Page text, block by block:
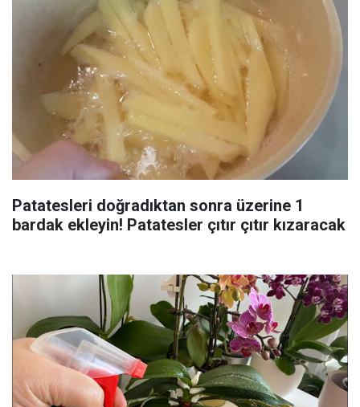
Patatesleri doğradıktan sonra üzerine 1
bardak ekleyin! Patatesler çıtır çıtır kızaracak